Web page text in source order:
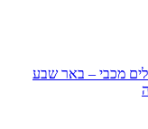
מכבי – באר שבע